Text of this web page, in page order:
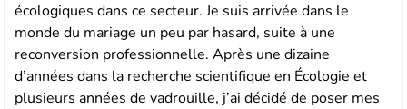
écologiques dans ce secteur. Je suis arrivée dans le
monde du mariage un peu par hasard, suite à une
reconversion professionnelle. Après une dizaine
d’années dans la recherche scientifique en Écologie et
plusieurs années de vadrouille, j’ai décidé de poser mes